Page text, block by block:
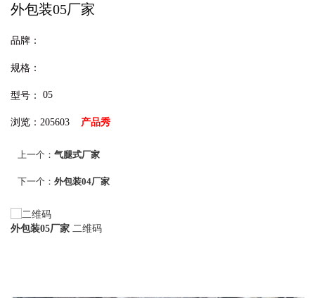
外包装05厂家
品牌：
规格：
型号： 05
浏览：205603 产品秀
上一个： 气腿式厂家
下一个： 外包装04厂家
外包装05厂家 二维码